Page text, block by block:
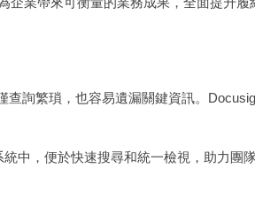
詢繁瑣，也容易遺漏關鍵資訊。
中，便於快速搜尋和統一檢視，助力團